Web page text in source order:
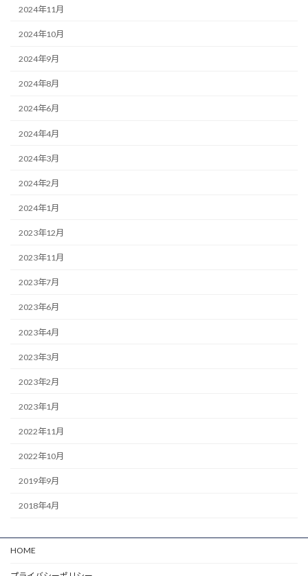
2024年11月
2024年10月
2024年9月
2024年8月
2024年6月
2024年4月
2024年3月
2024年2月
2024年1月
2023年12月
2023年11月
2023年7月
2023年6月
2023年4月
2023年3月
2023年2月
2023年1月
2022年11月
2022年10月
2019年9月
2018年4月
HOME